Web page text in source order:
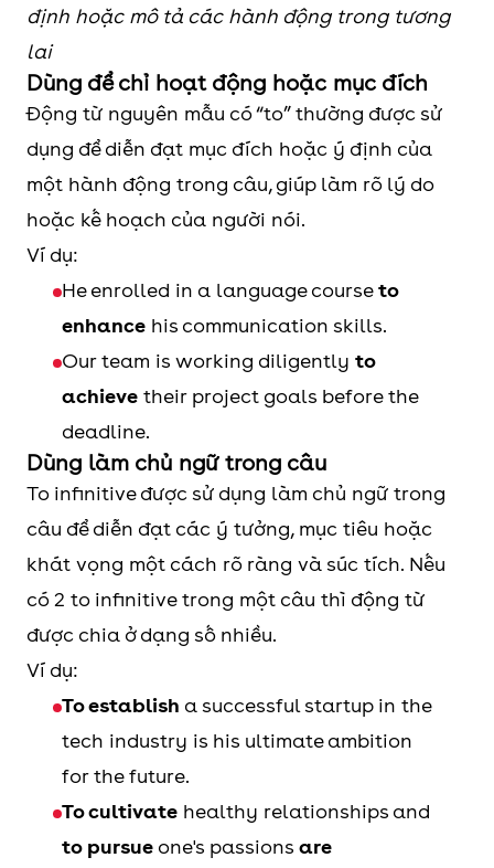
định hoặc mô tả các hành động trong tương
lai
Dùng để chỉ hoạt động hoặc mục đích
Động từ nguyên mẫu có “to” thường được sử
dụng để diễn đạt mục đích hoặc ý định của
một hành động trong câu, giúp làm rõ lý do
hoặc kế hoạch của người nói.
Ví dụ:
He enrolled in a language courseto
enhance his communication skills.
Our team is working diligently to
achieve their project goals before the
deadline.
Dùng làm chủ ngữ trong câu
To infinitive được sử dụng làm chủ ngữ trong
câu để diễn đạt các ý tưởng, mục tiêu hoặc
khát vọng một cách rõ ràng và súc tích. Nếu
có 2 to infinitive trong một câu thì động từ
được chia ở dạng số nhiều.
Ví dụ:
To establish a successful startup in the
tech industry is his ultimate ambition
for the future.
To cultivate healthy relationships and
to pursue one's passions are